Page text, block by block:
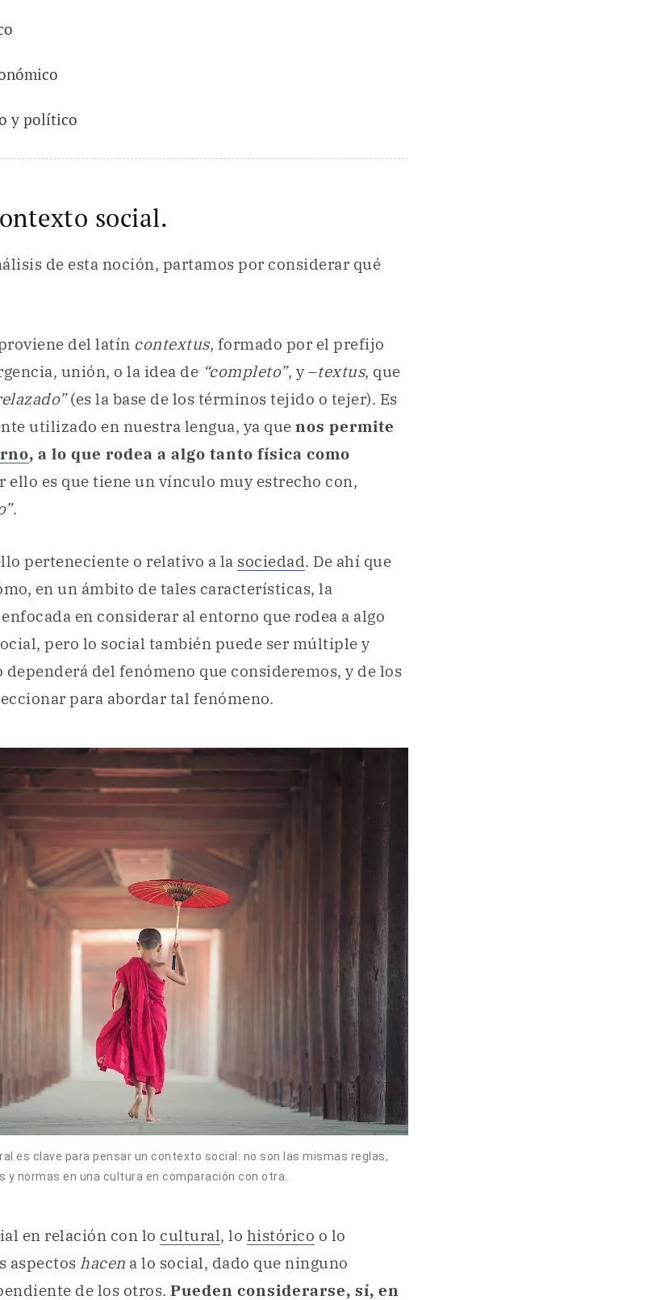
y político
social.
de esta noción, partamos por considerar qué
del latín contextus, formado por el prefijo
unión, o la idea de “completo”, y –textus, que
(es la base de los términos tejido o tejer). Es
utilizado en nuestra lengua, ya que nos permite
, a lo que rodea a algo tanto física como
ello es que tiene un vínculo muy estrecho con,
.
perteneciente o relativo a la sociedad. De ahí que
en un ámbito de tales características, la
en considerar al entorno que rodea a algo
pero lo social también puede ser múltiple y
dependerá del fenómeno que consideremos, y de los
para abordar tal fenómeno.
es clave para pensar un contexto social: no son las mismas reglas,
y normas en una cultura en comparación con otra.
en relación con lo cultural, lo histórico o lo
aspectos hacen a lo social, dado que ninguno
de los otros. Pueden considerarse, sí, en